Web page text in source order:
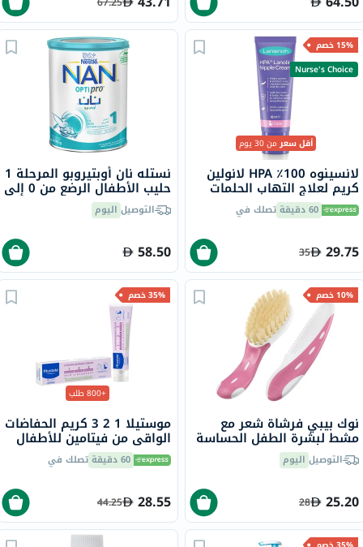
15% خصم
Nurse's Choice
أقل سعرمن 30 يوم
لانسينوه 100٪؜ HPA لانولين
كريم لعلاج التهاب الحلمات
وجفاف وتشقق الجلد 10 مل
60 دقيقة تصلك في
29.75
35
نستله نان أوبتيروبو المرحلة 1
حليب الأطفال الرضع من 0 إلى
6 شهور 400 جرام التوصيل اليوم
58.50
10% خصم
نوك بيبي فرشاة شعر مع
مشط لبشرة الطفل الحساسة
حزمة متنوعة من 2
التوصيل اليوم
25.20
28
35% خصم
+800 طلب
موستيلا 1 2 3 كريم الحفاضات
الواقي من فيتامين للأطفال
50 مل 60 دقيقة تصلك في
28.55
44.25